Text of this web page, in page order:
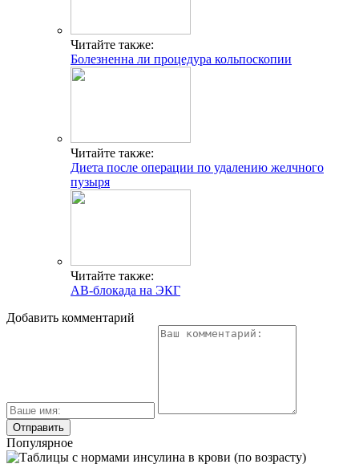
Читайте также:
Болезненна ли процедура кольпоскопии
Читайте также:
Диета после операции по удалению желчного
пузыря
Читайте также:
АВ-блокада на ЭКГ
Добавить комментарий
Популярное